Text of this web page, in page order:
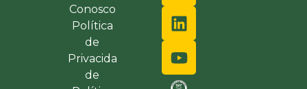
Conosco
Política
de
Privacida
de